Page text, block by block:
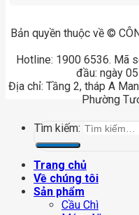
Bản quyền thuộc về ©
Hotline: 1900 6536. Mã
đầu: ngày
Địa chỉ: Tầng 2, tháp A
Phường
Tìm kiếm:
Trang chủ
Về chúng tôi
Sản phẩm
Cầu Chì